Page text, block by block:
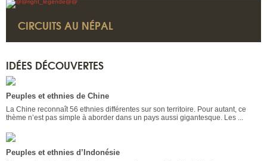
CIRCUITS AU NÉPAL
IDÉES DÉCOUVERTES
Peuples et ethnies de Chine
La Chine reconnaît 56 ethnies différentes sur son territoire. Pour autant, ce
thème n’est pas simple à aborder dans un pays aussi gigantesque. Les ...
Peuples et ethnies d’Indonésie